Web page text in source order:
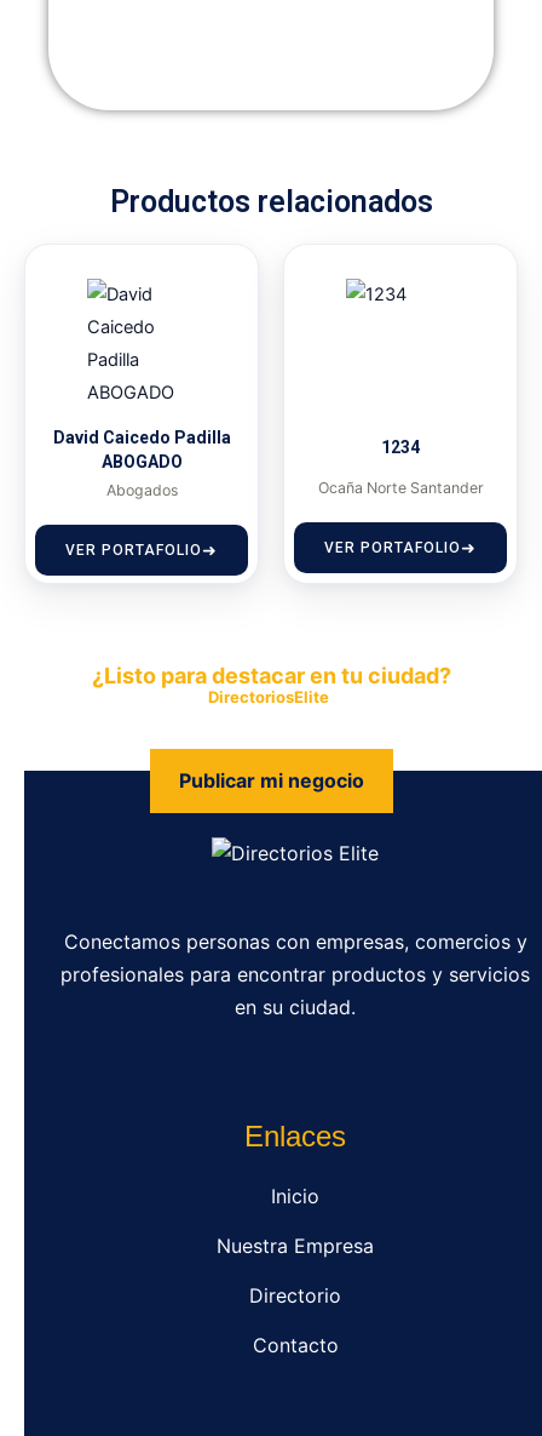
Productos relacionados
David Caicedo Padilla
ABOGADO
Abogados
VER PORTAFOLIO
1234
Ocaña Norte Santander
VER PORTAFOLIO
¿Listo para destacar en tu ciudad?
DirectoriosElite
Publicar mi negocio
Conectamos personas con empresas, comercios y
profesionales para encontrar productos y servicios
en su ciudad.
Enlaces
Inicio
Nuestra Empresa
Directorio
Contacto